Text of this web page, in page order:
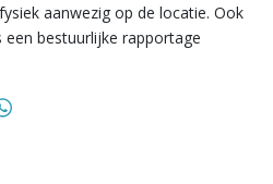
aanwezig op de locatie. Ook
bestuurlijke rapportage